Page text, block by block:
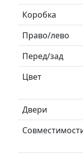
Коробка
Право/лево
Перед/зад
Цвет
Двери